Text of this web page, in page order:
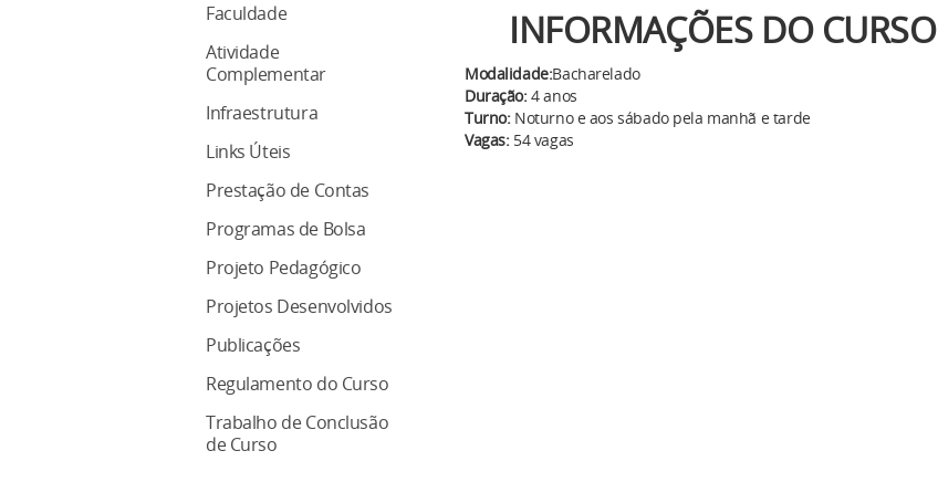
Faculdade
Atividade
Complementar
Infraestrutura
Links Úteis
Prestação de Contas
Programas de Bolsa
Projeto Pedagógico
Projetos Desenvolvidos
Publicações
Regulamento do Curso
Trabalho de Conclusão
de Curso
INFORMAÇÕES DO CURSO
Modalidade:Bacharelado
Duração:4 anos
Turno:Noturno e aos sábado pela manhã e tarde
Vagas:54 vagas